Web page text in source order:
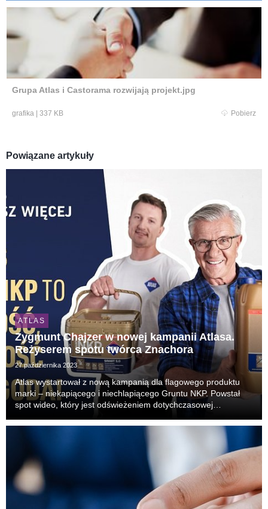
Grupa Atlas i Castorama rozwijają projekt.jpg
grafika 337 KB Pobierz
Powiązane artykuły
ATLAS
Zygmunt Chajzer w nowej kampanii Atlasa.
Reżyserem spotu twórca Znachora
27 października 2023
Atlas wystartował z nową kampanią dla flagowego produktu
marki – niekapiącego i niechlapiącego Gruntu NKP. Powstał
spot wideo, który jest odświeżeniem dotychczasowej
Gazdę, twórcę najnowszego Znachora, wystąpił znany...